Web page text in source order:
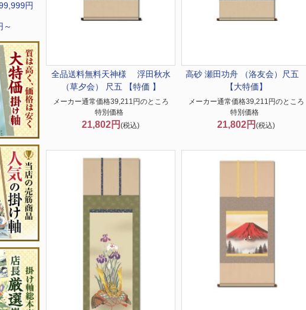
円
～
全品送料無料天神様 浮田秋水
（草夕会） 尺五 【特価 】
メーカー通常価格39,211円のところ
特別価格
21,802円 (税込)
高砂 瀬田功舟 （洛友会）尺五
【大特価】
メーカー通常価格39,211円のところ
特別価格
21,802円 (税込)